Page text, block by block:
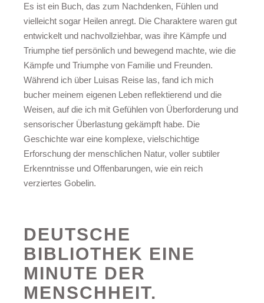
Es ist ein Buch, das zum Nachdenken, Fühlen und
vielleicht sogar Heilen anregt. Die Charaktere waren gut
entwickelt und nachvollziehbar, was ihre Kämpfe und
Triumphe tief persönlich und bewegend machte, wie die
Kämpfe und Triumphe von Familie und Freunden.
Während ich über Luisas Reise las, fand ich mich
bucher meinem eigenen Leben reflektierend und die
Weisen, auf die ich mit Gefühlen von Überforderung und
sensorischer Überlastung gekämpft habe. Die
Geschichte war eine komplexe, vielschichtige
Erforschung der menschlichen Natur, voller subtiler
Erkenntnisse und Offenbarungen, wie ein reich
verziertes Gobelin.
DEUTSCHE
BIBLIOTHEK EINE
MINUTE DER
MENSCHHEIT.